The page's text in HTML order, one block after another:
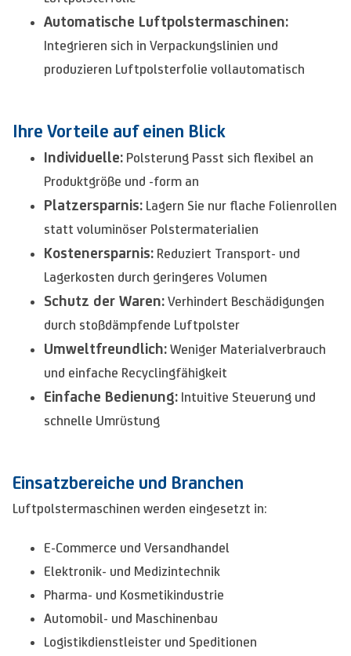
Automatische Luftpolstermaschinen:
Integrieren sich in Verpackungslinien und
produzieren Luftpolsterfolie vollautomatisch
Ihre Vorteile auf einen Blick
Individuelle: Polsterung Passt sich flexibel an
Produktgröße und -form an
Platzersparnis: Lagern Sie nur flache Folienrollen
statt voluminöser Polstermaterialien
Kostenersparnis: Reduziert Transport- und
Lagerkosten durch geringeres Volumen
Schutz der Waren: Verhindert Beschädigungen
durch stoßdämpfende Luftpolster
Umweltfreundlich: Weniger Materialverbrauch
und einfache Recyclingfähigkeit
Einfache Bedienung: Intuitive Steuerung und
schnelle Umrüstung
Einsatzbereiche und Branchen
Luftpolstermaschinen werden eingesetzt in:
E-Commerce und Versandhandel
Elektronik- und Medizintechnik
Pharma- und Kosmetikindustrie
Automobil- und Maschinenbau
Logistikdienstleister und Speditionen